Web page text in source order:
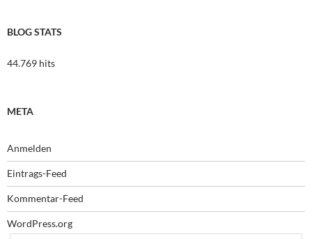
BLOG STATS
44.769 hits
META
Anmelden
Eintrags-Feed
Kommentar-Feed
WordPress.org